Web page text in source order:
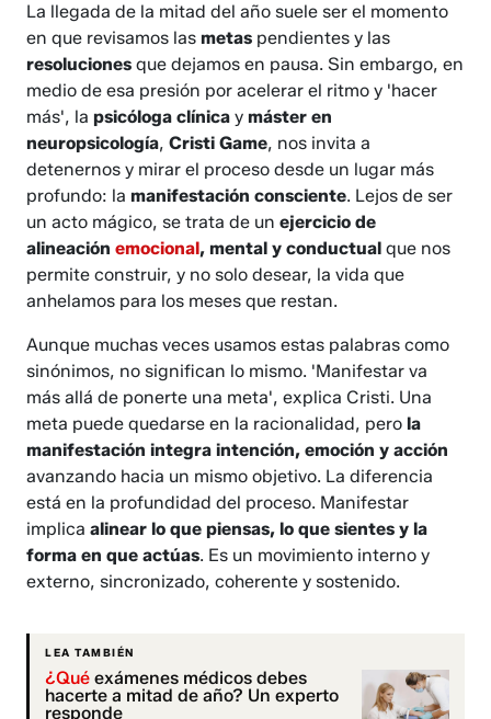
La llegada de la mitad del año suele ser el momento
en que revisamos lasmetas pendientes y las
resolucionesque dejamos en pausa. Sin embargo, en
medio de esa presión por acelerar el ritmo y 'hacer
más', lapsicóloga clínica ymáster en
neuropsicología,Cristi Game, nos invita a
detenernos y mirar el proceso desde un lugar más
profundo: lamanifestación consciente. Lejos de ser
un acto mágico, se trata de un ejercicio de
alineaciónemocional, mental y conductual que nos
permite construir, y no solo desear, la vida que
anhelamos para los meses que restan.
Aunque muchas veces usamos estas palabras como
sinónimos, no significan lo mismo. 'Manifestar va
más allá de ponerte una meta', explica Cristi. Una
meta puede quedarse en la racionalidad, pero la
manifestación integra intención, emoción y acción
avanzando hacia un mismo objetivo. La diferencia
está en la profundidad del proceso. Manifestar
implicaalinear lo que piensas, lo que sientes y la
forma en que actúas. Es un movimiento interno y
externo, sincronizado, coherente y sostenido.
LEA TAMBIÉN
¿Qué exámenes médicos debes
hacerte a mitad de año? Un experto
responde